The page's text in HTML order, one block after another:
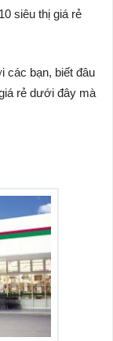
siêu thị giá rẻ
các bạn, biết đâu
rẻ dưới đây mà